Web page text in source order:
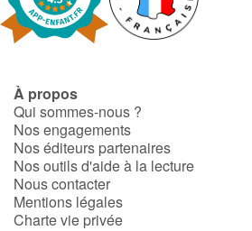
À propos
Qui sommes-nous ?
Nos engagements
Nos éditeurs partenaires
Nos outils d'aide à la lecture
Nous contacter
Mentions légales
Charte vie privée